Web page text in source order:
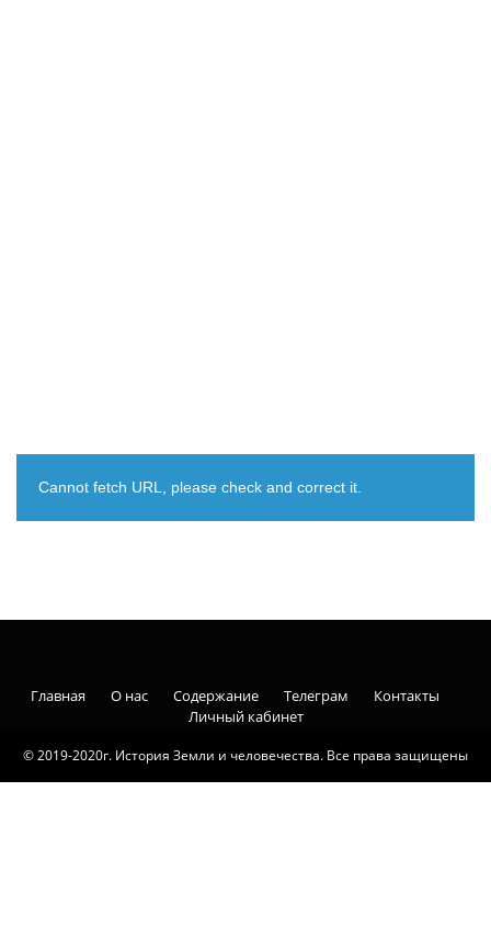
Cannot fetch URL, please check and correct it.
© 2019-2020г. История Земли и человечества. Все права защищены
Главная О нас Содержание Телеграм
Контакты
Личный кабинет